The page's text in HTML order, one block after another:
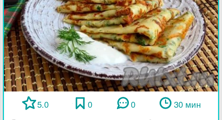
5.0 0 0 30 мин